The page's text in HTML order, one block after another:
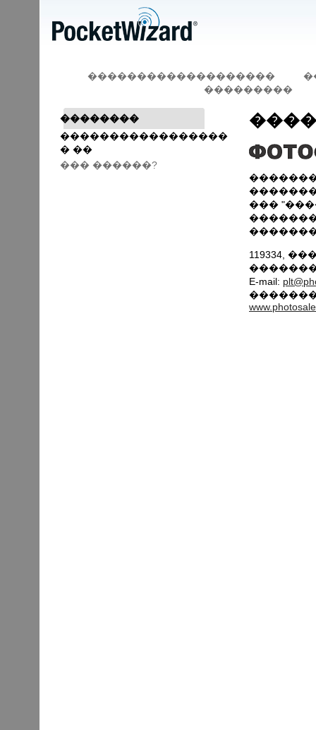
�������������������
���������
��������
�����������������
� ��
��� ������?
���
119334,
E-mail: